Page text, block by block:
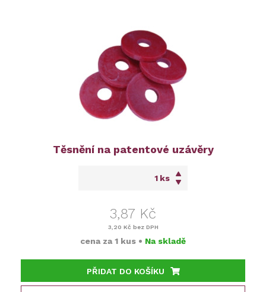
Těsnění na patentové uzávěry
ks
3,87 Kč
3,20 Kč bez DPH
cena za 1 kus • Na skladě
PŘIDAT DO KOŠÍKU